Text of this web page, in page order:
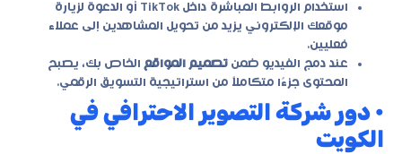
استخدام الروابط المباشرة داخل TikTok أو الدعوة لزيارة
موقعك الإلكتروني يزيد من تحويل المشاهدين إلى عملاء
فعليين.
عند دمج الفيديو ضمن تصميم المواقع الخاص بك، يصبح
المحتوى جزءًا متكاملاً من استراتيجية التسويق الرقمي.
• دور شركة التصوير الاحترافي في
الكويت